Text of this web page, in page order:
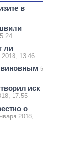
в
ли
2018, 13:46
виновным 5
иск
17:55
о
2018,